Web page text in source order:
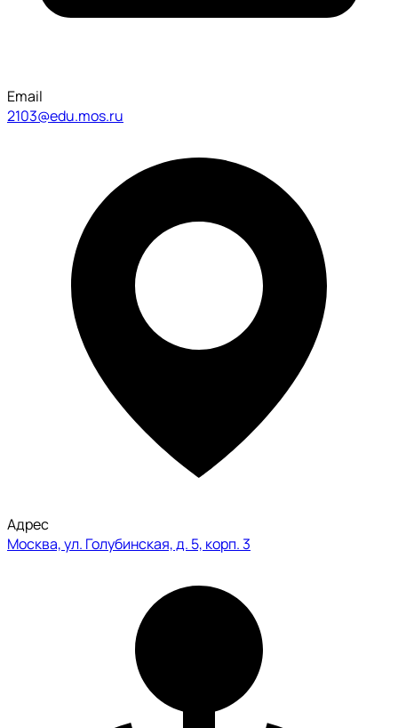
Email
2103@edu.mos.ru
Адрес
Москва, ул. Голубинская, д. 5, корп. 3